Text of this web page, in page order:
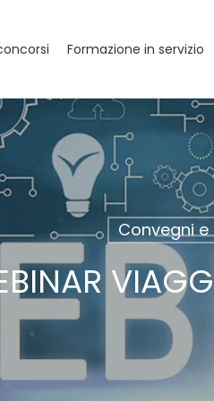
Formazione in servizio
Convegni